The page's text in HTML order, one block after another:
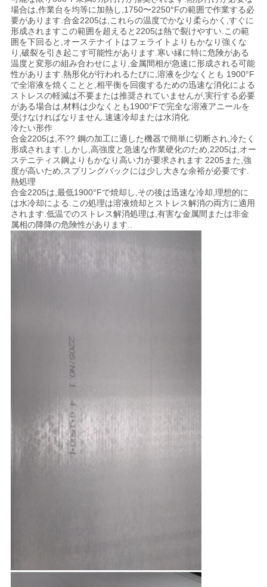
場合は,作業台を均等に加熱し,1750〜2250°Fの範囲で作業する必
要があります.合金2205は,これらの温度でかなり柔らかく,すぐに
形成されますこの範囲を超えると2205は熱で裂けやすい.この範
囲を下回ると,オーステナイトはフェライトよりもかなり強くな
り,破裂を引き起こす可能性があります.寒い縁に特に危険がある
温度と変形の組み合わせにより,金属間相が急速に形成される可能
性があります.熱形化が行われるたびに,溶液を少なくとも 1900°F
で全溶液を焼くことと,相平衡を回復するための迅速な消化による
ストレスの軽減は不要または推奨されていませんが,実行する必要
がある場合は,材料は少なくとも1900°Fで完全な溶液アニールを
受けなければなりません.速速冷却または水消化.
冷たい形作
合金2205は,不?? 鋼の加工に適した機器で簡単に切断され,冷たく
形成されます.しかし,高強度と急速な作業硬化のため,2205は,オー
ステニティス鋼よりもかなり高い力が要求されます 2205また,強
度が高いため,スプリングバックには少し大きな余裕が必要です.
熱処理
合金2205は,最低1900°Fで焼却し,その後は迅速な冷却,理想的に
は水冷却による.この処理は溶液焼却とストレス解消の両方に適用
されます.低温でのストレス解消処理は,有害な金属間または非金
属相の降降の危険性があります..